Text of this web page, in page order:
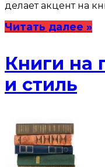
делает акцент на
Читать далее »
Книги на
и стиль